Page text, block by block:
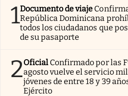
1Documento de viaje
República Dominicana
todos los ciudadanos que
de su pasaporte
2Oficial Confirmado por las
agosto vuelve el servicio
jóvenes de entre 18 y 39
Ejército